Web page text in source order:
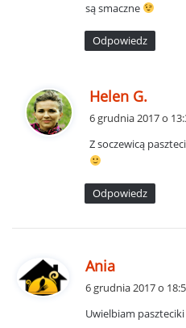
e
:
są smaczne
Odpowiedz
Helen G.
z
:
6 grudnia 2017 o
Z soczewicą
Odpowiedz
Ania
z
6 grudnia 2017 o
Uwielbiam paszteciki